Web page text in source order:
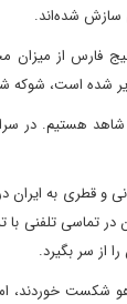
سازش شده‌اند.
فارس از میزان
شده است، شوکه
شاهد هستیم.
قطری به ایران
تلفنی با
از سر بگیرد.
شکست خوردند،